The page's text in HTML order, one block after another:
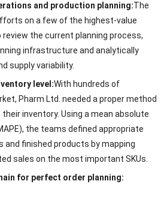
and production planning:The
on a few of the highest-value
review the current planning process,
infrastructure and analytically
supply variability.
level :With hundreds of
, Pharm Ltd. needed a proper method
their inventory. Using a mean absolute
), the teams defined appropriate
and finished products by mapping
sales on the most important SKUs.
for perfect order planning: